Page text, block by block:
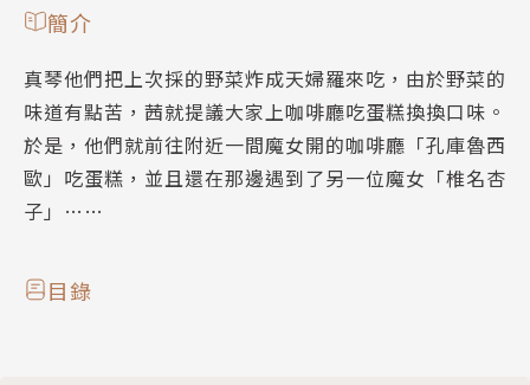
簡介
真琴他們把上次採的野菜炸成天婦羅來吃，由於野菜的
味道有點苦，茜就提議大家上咖啡廳吃蛋糕換換口味。
於是，他們就前往附近一間魔女開的咖啡廳「孔庫魯西
歐」吃蛋糕，並且還在那邊遇到了另一位魔女「椎名杏
子」……
目錄